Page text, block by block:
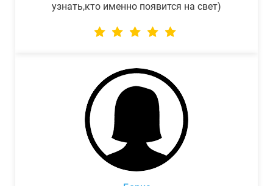
узнать,кто именно появится на свет)